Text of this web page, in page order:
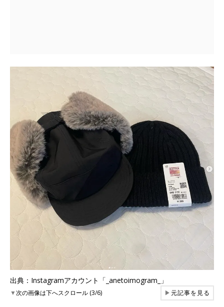
出典：Instagramアカウント「_anetoimogram_」
▼次の画像は下へスクロール (3/6) ▶元記事を見る